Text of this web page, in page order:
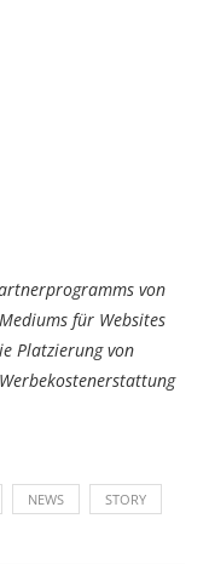
von
für Websites
Platzierung von
NEWS STORY